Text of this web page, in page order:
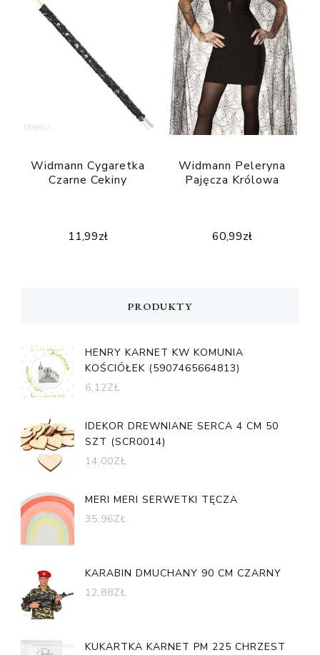
Widmann Cygaretka
Czarne Cekiny
11,99zł
Widmann Peleryna
Pajęcza Królowa
60,99zł
PRODUKTY
HENRY KARNET KW KOMUNIA
KOŚCIÓŁEK (5907465664813)
6,12ZŁ
IDEKOR DREWNIANE SERCA 4 CM 50
SZT (SCR0014)
14,00ZŁ
MERI MERI SERWETKI TĘCZA
35,96ZŁ
KARABIN DMUCHANY 90 CM CZARNY
12,88ZŁ
KUKARTKA KARNET PM 225 CHRZEST